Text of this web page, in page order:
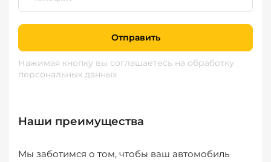
Отправить
Нажимая кнопку вы соглашаетесь на обработку
персональных данных
Наши преимущества
Мы заботимся о том, чтобы ваш автомобиль